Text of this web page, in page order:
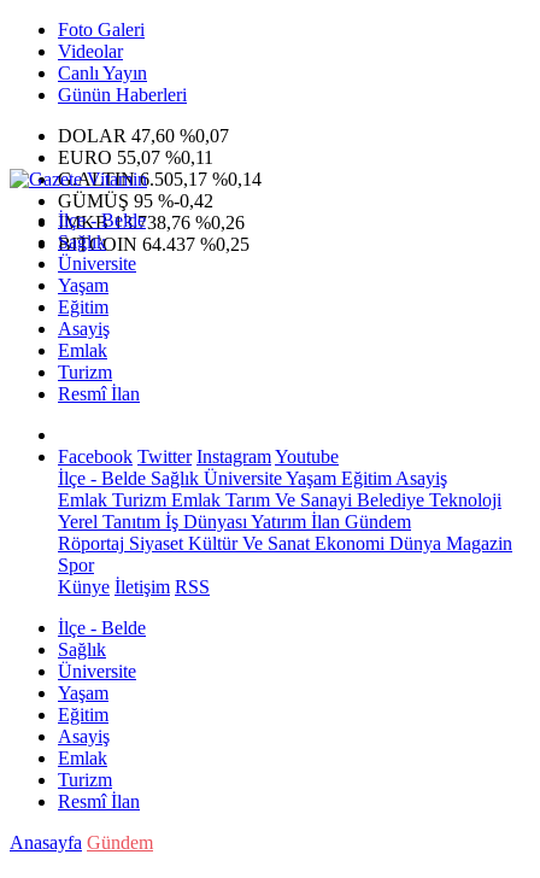
Foto Galeri
Videolar
Canlı Yayın
Günün Haberleri
DOLAR 47,60 %0,07
EURO 55,07 %0,11
G.ALTIN6.505,17 %0,14
GÜMÜŞ 95 %-0,42
IMKB13.738,76 %0,26
BITCOIN 64.437 %0,25
İlçe - Belde
Sağlık
Üniversite
Yaşam
Eğitim
Asayiş
Emlak
Turizm
Resmî İlan
Facebook Twitter InstagramYoutube
İlçe - Belde Sağlık ÜniversiteYaşam Eğitim Asayiş
Emlak Turizm Emlak Tarım Ve Sanayi Belediye Teknoloji
Yerel Tanıtım İş Dünyası Yatırım İlan Gündem
Röportaj Siyaset Kültür Ve Sanat Ekonomi Dünya Magazin
Spor
Künye İletişim RSS
İlçe - Belde
Sağlık
Üniversite
Yaşam
Eğitim
Asayiş
Emlak
Turizm
Resmî İlan
Anasayfa Gündem